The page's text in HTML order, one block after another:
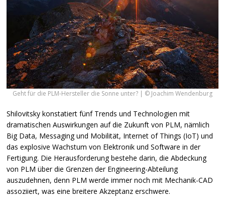
Geht für die PLM-Hersteller die Sonne unter? | © Joachim Wendenburg
Shilovitsky konstatiert fünf Trends und Technologien mit
dramatischen Auswirkungen auf die Zukunft von PLM, nämlich
Big Data, Messaging und Mobilität, Internet of Things (IoT) und
das explosive Wachstum von Elektronik und Software in der
Fertigung. Die Herausforderung bestehe darin, die Abdeckung
von PLM über die Grenzen der Engineering-Abteilung
auszudehnen, denn PLM werde immer noch mit Mechanik-CAD
assoziiert, was eine breitere Akzeptanz erschwere.